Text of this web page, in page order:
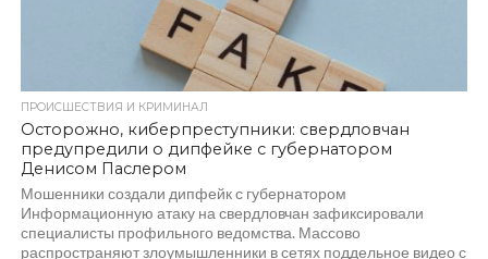
ПРОИСШЕСТВИЯ И КРИМИНАЛ
Осторожно, киберпреступники: свердловчан
предупредили о дипфейке с губернатором
Денисом Паслером
Мошенники создали дипфейк с губернатором
Информационную атаку на свердловчан зафиксировали
специалисты профильного ведомства. Массово
распространяют злоумышленники в сетях поддельное видео с